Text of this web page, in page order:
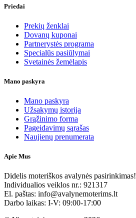
Priedai
Prekių ženklai
Dovanų kuponai
Partnerystės programa
Specialūs pasiūlymai
Svetainės žemėlapis
Mano paskyra
Mano paskyra
Užsakymų istorija
Grąžinimo forma
Pageidavimų sąrašas
Naujienų prenumerata
Apie Mus
Didelis moteriškos avalynės pasirinkimas!
Individualios veiklos nr.: 921317
El. paštas: info@avalynemoterims.lt
Darbo laikas: I-V: 09:00-17:00